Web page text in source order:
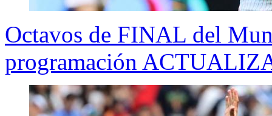
Octavos de FINAL del
programación